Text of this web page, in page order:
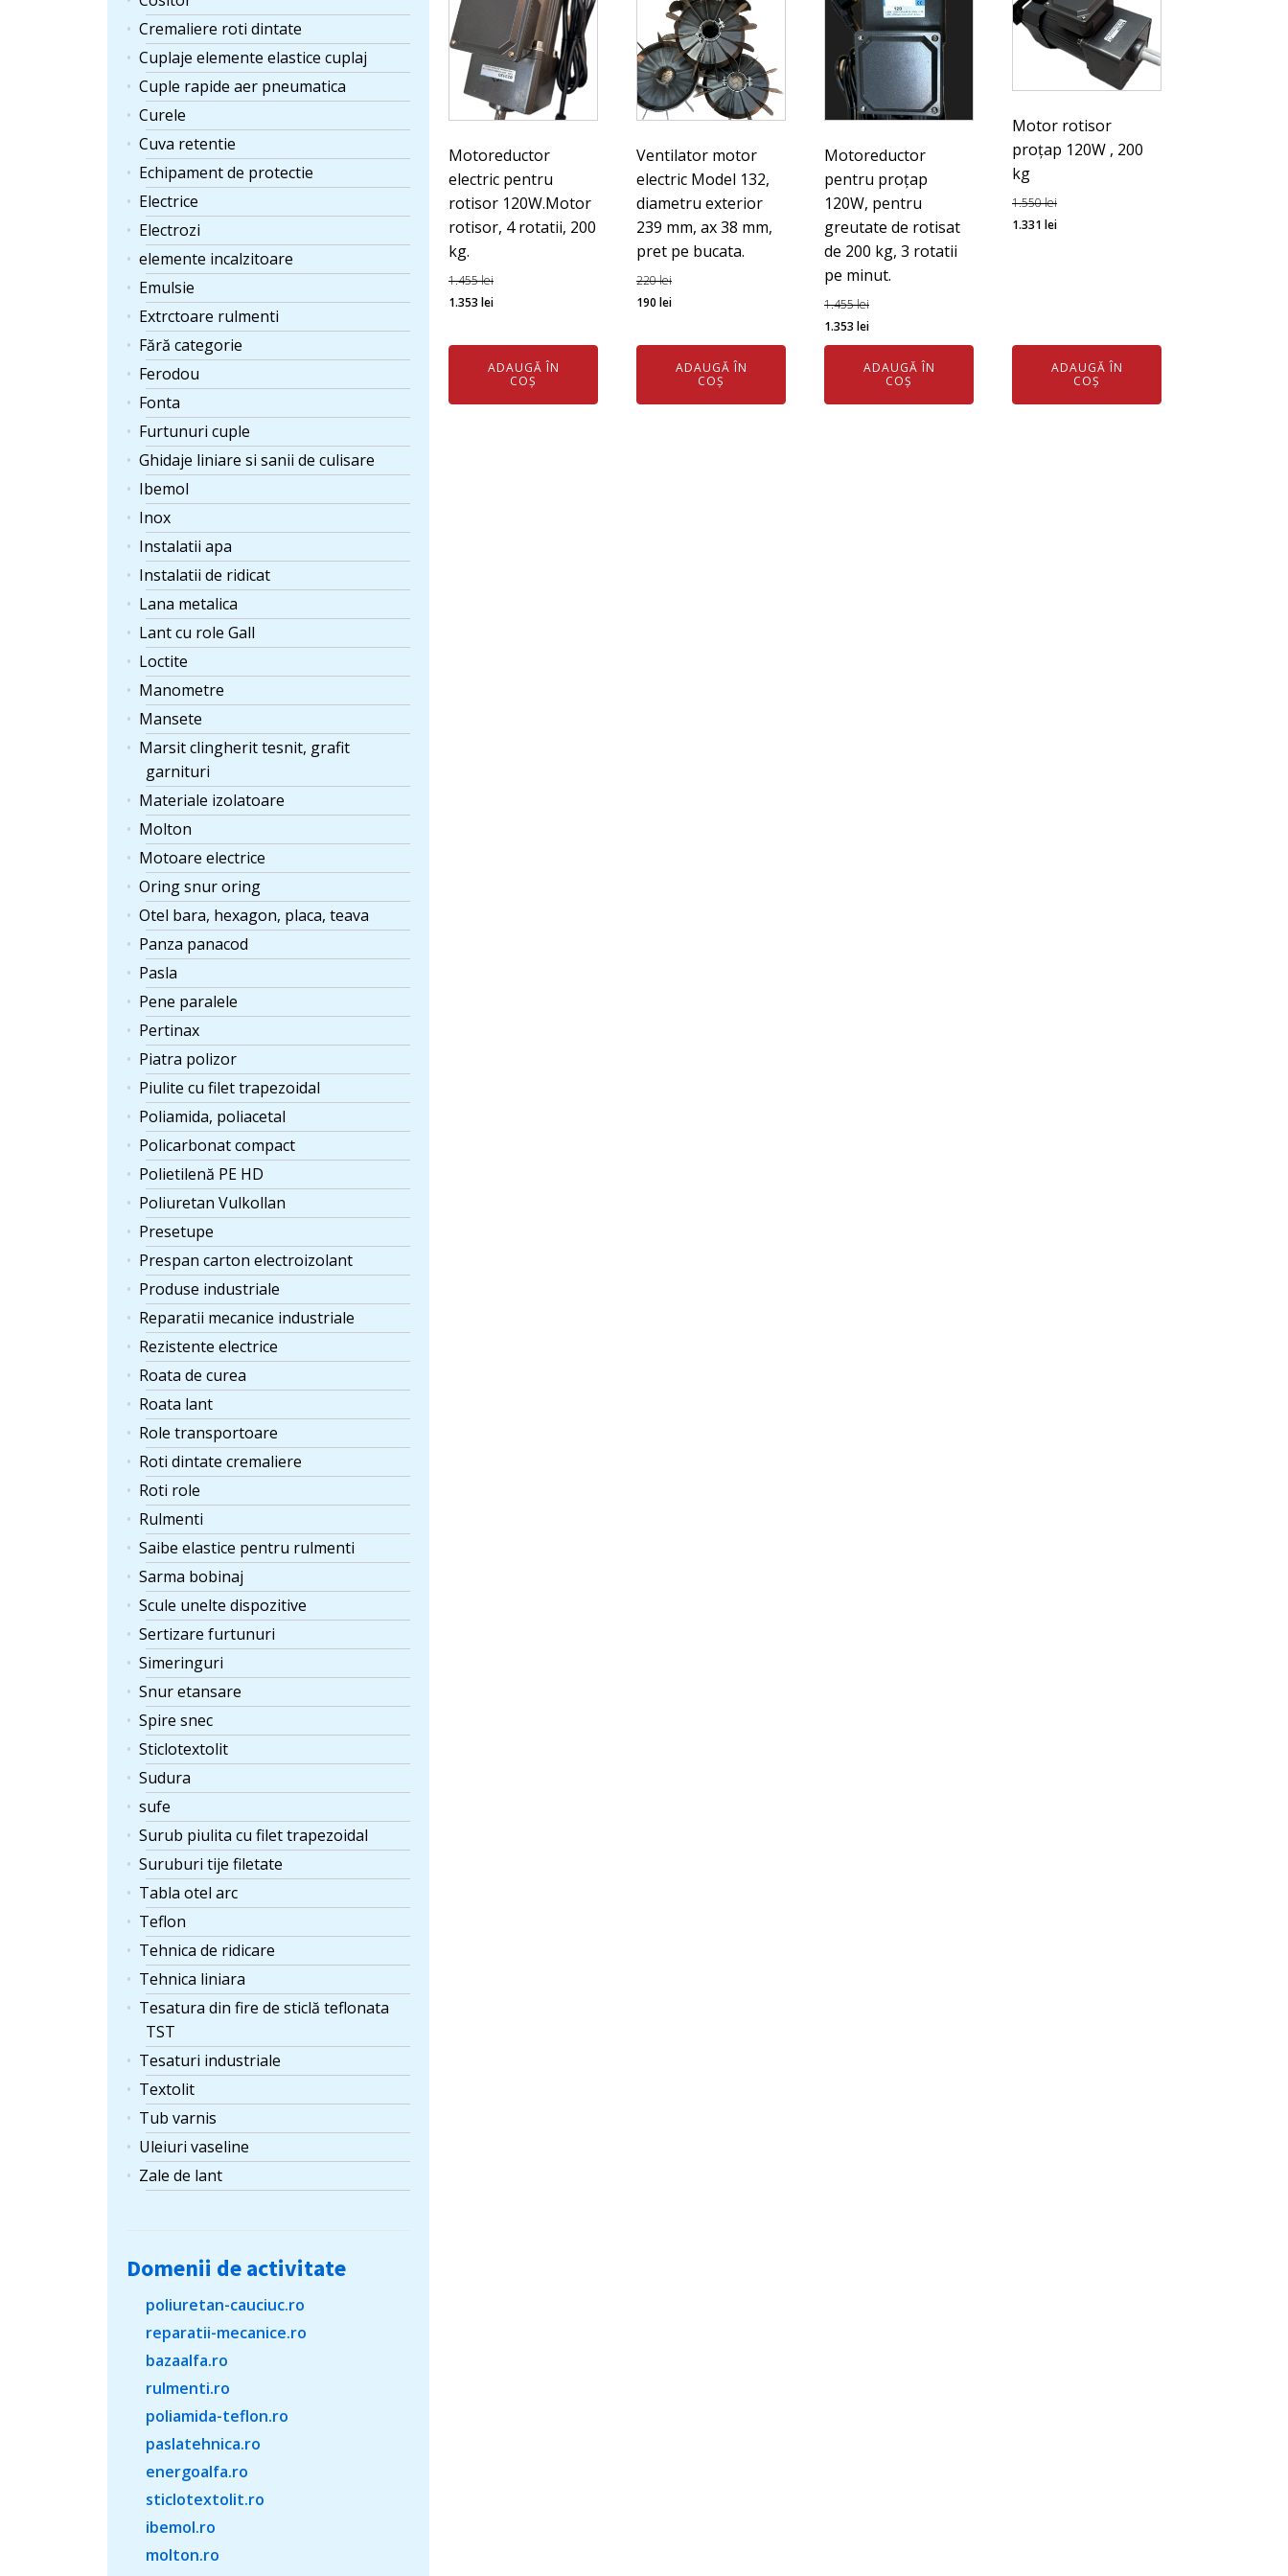
Cremaliere roti dintate
Cuplaje elemente elastice cuplaj
Cuple rapide aer pneumatica
Curele
Cuva retentie
Echipament de protectie
Electrice
Electrozi
elemente incalzitoare
Emulsie
Extrctoare rulmenti
Fără categorie
Ferodou
Fonta
Furtunuri cuple
Ghidaje liniare si sanii de culisare
Ibemol
Inox
Instalatii apa
Instalatii de ridicat
Lana metalica
Lant cu role Gall
Loctite
Manometre
Mansete
Marsit clingherit tesnit, grafit
garnituri
Materiale izolatoare
Molton
Motoare electrice
Oring snur oring
Otel bara, hexagon, placa, teava
Panza panacod
Pasla
Pene paralele
Pertinax
Piatra polizor
Piulite cu filet trapezoidal
Poliamida, poliacetal
Policarbonat compact
Polietilenă PE HD
Poliuretan Vulkollan
Presetupe
Prespan carton electroizolant
Produse industriale
Reparatii mecanice industriale
Rezistente electrice
Roata de curea
Roata lant
Role transportoare
Roti dintate cremaliere
Roti role
Rulmenti
Saibe elastice pentru rulmenti
Sarma bobinaj
Scule unelte dispozitive
Sertizare furtunuri
Simeringuri
Snur etansare
Spire snec
Sticlotextolit
Sudura
sufe
Surub piulita cu filet trapezoidal
Suruburi tije filetate
Tabla otel arc
Teflon
Tehnica de ridicare
Tehnica liniara
Tesatura din fire de sticlă teflonata
TST
Tesaturi industriale
Textolit
Tub varnis
Uleiuri vaseline
Zale de lant
Domenii de activitate
poliuretan-cauciuc.ro
reparatii-mecanice.ro
bazaalfa.ro
rulmenti.ro
poliamida-teflon.ro
paslatehnica.ro
energoalfa.ro
sticlotextolit.ro
ibemol.ro
molton.ro
clasa
carcasa
aluminiu,
gabarit
100L-
2.
Motoreductor
electric pentru
rotisor 120W.Motor
rotisor, 4 rotatii, 200
kg.
1.455lei
Prețul
a
1.353 leiPrețul
este:
1.353 lei.
ADAUGĂ ÎN
COȘ
Ventilator motor
electric Model 132,
diametru exterior
239 mm, ax 38 mm,
pret pe bucata.
220lei
Prețul
a
190 leiPrețul
este:
190 lei.
ADAUGĂ ÎN
COȘ
Motoreductor
pentru proțap
120W, pentru
greutate de rotisat
de 200 kg, 3 rotatii
pe minut.
1.455lei
Prețul
inițial
1.353 leiPrețul
curent
este:
ADAUGĂ ÎN
COȘ
Motor rotisor
proțap 120W , 200
kg
1.550lei
Prețul
1.331 leiPrețul
ADAUGĂ ÎN
COȘ